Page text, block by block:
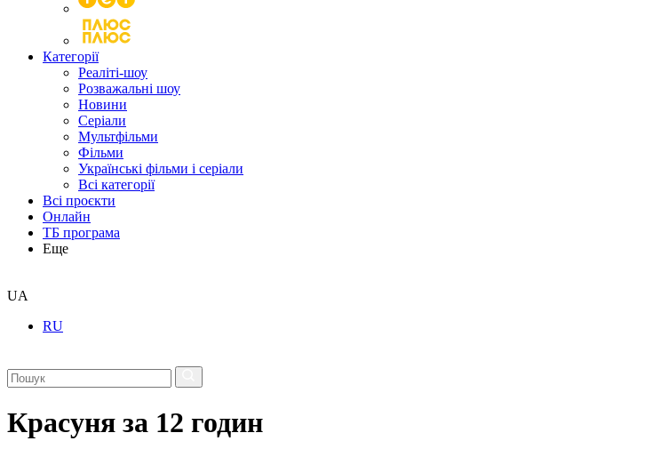
Категорії
Реаліті-шоу
Розважальні шоу
Новини
Серіали
Мультфільми
Фільми
Українські фільми і серіали
Всі категорії
Всі проєкти
Онлайн
ТБ програма
Еще
UA
RU
Красуня за 12 годин